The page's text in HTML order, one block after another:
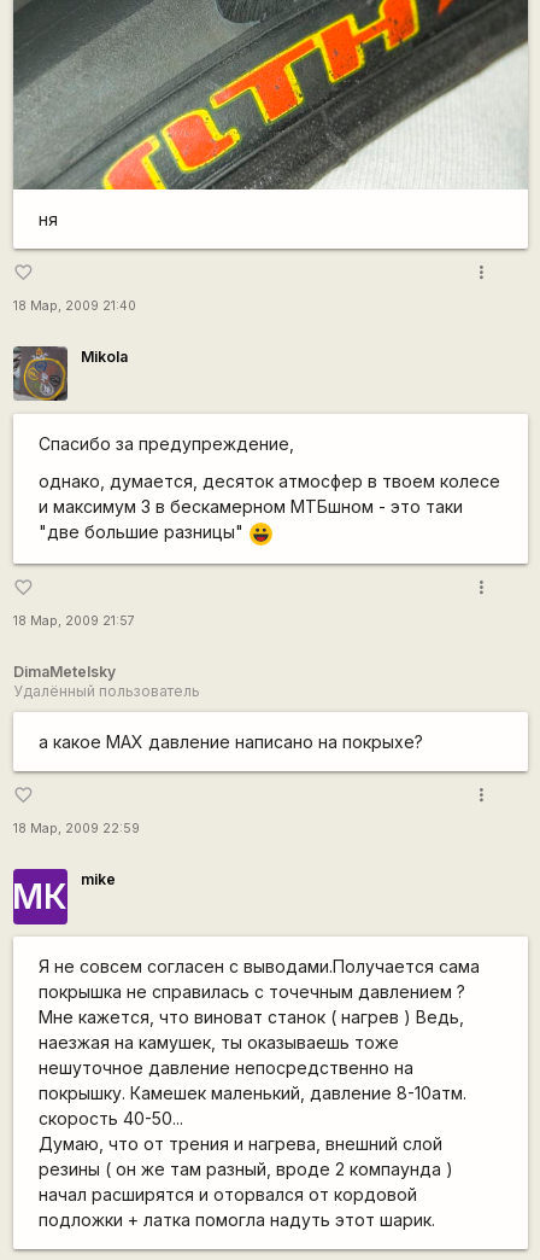
ня
favorite_border
18 Мар, 2009 21:40
more_vert
Mikola
Спасибо за предупреждение,
однако, думается, десяток атмосфер в твоем колесе
и максимум 3 в бескамерном МТБшном - это таки
"две большие разницы" |-))
favorite_border
18 Мар, 2009 21:57
more_vert
DimaMetelsky
Удалённый пользователь
а какое МАХ давление написано на покрыхе?
favorite_border
18 Мар, 2009 22:59
more_vert
МК mike
Я не совсем согласен с выводами.Получается сама
покрышка не справилась с точечным давлением ?
Мне кажется, что виноват станок ( нагрев ) Ведь,
наезжая на камушек, ты оказываешь тоже
нешуточное давление непосредственно на
покрышку. Камешек маленький, давление 8-10атм.
скорость 40-50...
Думаю, что от трения и нагрева, внешний слой
резины ( он же там разный, вроде 2 компаунда )
начал расширятся и оторвался от кордовой
подложки + латка помогла надуть этот шарик.